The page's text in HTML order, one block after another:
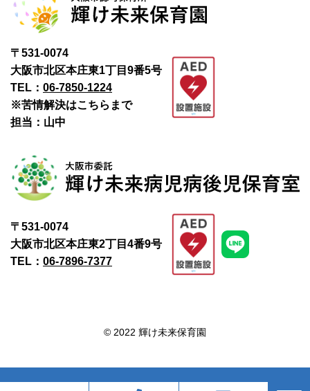
〒531-0074
大阪市北区本庄東1丁目9番5号
TEL： 06-7850-1224
※苦情解決はこちらまで
担当：山中
〒531-0074
大阪市北区本庄東2丁目4番9号
TEL： 06-7896-7377
© 2022 輝け未来保育園